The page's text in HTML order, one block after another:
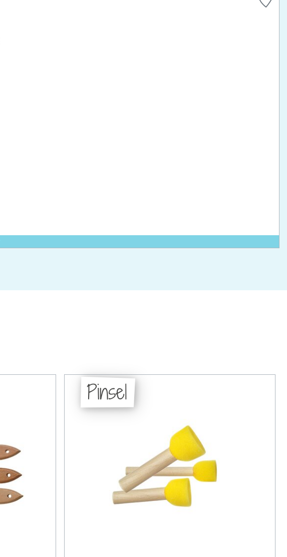
Pinsel